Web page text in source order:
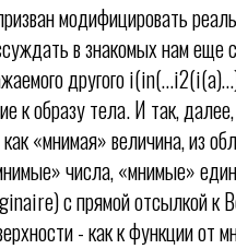
модифицировать
в знакомых нам еще
другого
к образу тела. И так,
«мнимая» величина, из
числа, «мнимые»
с прямой отсылкой к
- как к функции от